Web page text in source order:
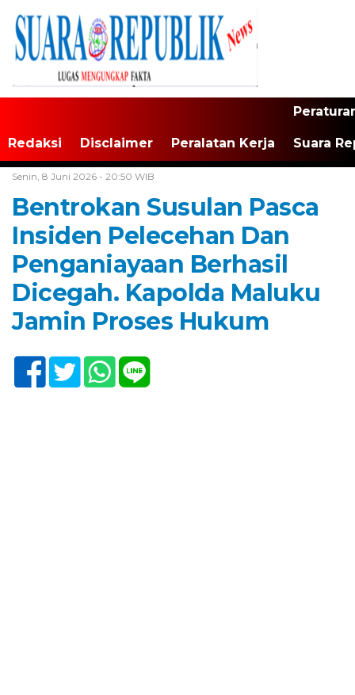
Redaksi Disclaimer Peralatan Kerja Suara
Senin, 8 Juni 2026 - 20:50 WIB
Bentrokan Susulan Pasca
Insiden Pelecehan Dan
Penganiayaan Berhasil
Dicegah. Kapolda Maluku
Jamin Proses Hukum